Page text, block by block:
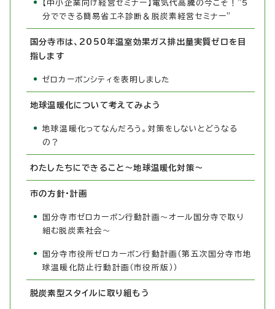
【中小企業向け経営セミナー】電気代高騰の今こそ！”5
分でできる簡易省エネ診断＆脱炭素経営セミナー”
国分寺市は、2050年温室効果ガス排出量実質ゼロを目
指します
ゼロカーボンシティを表明しました
地球温暖化について考えてみよう
地球温暖化ってなんだろう。対策をしないとどうなる
の？
わたしたちにできること～地球温暖化対策～
市の方針・計画
国分寺市ゼロカーボン行動計画～オール国分寺で取り
組む脱炭素社会～
国分寺市役所ゼロカーボン行動計画（第五次国分寺市地
球温暖化防止行動計画（市役所版））
脱炭素型スタイルに取り組もう